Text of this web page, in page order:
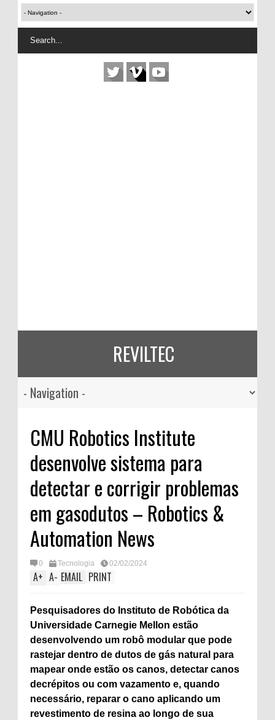
REVILTEC
CMU Robotics Institute
desenvolve sistema para
detectar e corrigir problemas
em gasodutos – Robotics &
Automation News
0 Tecnologia 02/02/2024
A+ A- EMAIL PRINT
Pesquisadores do Instituto de Robótica da
Universidade Carnegie Mellon estão
desenvolvendo um robô modular que pode
rastejar dentro de dutos de gás natural para
mapear onde estão os canos, detectar canos
decrépitos ou com vazamento e, quando
necessário, reparar o cano aplicando um
revestimento de resina ao longo de sua